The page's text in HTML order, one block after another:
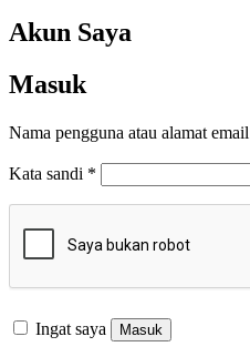
Akun Saya
Masuk
Nama pengguna atau alamat email
Kata sandi *
Ingat saya Masuk